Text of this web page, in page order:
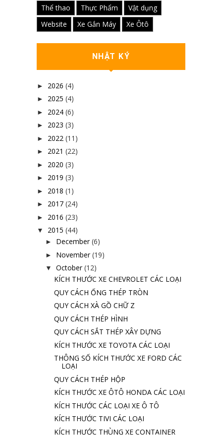
Thể thao
Thực Phẩm
Vật dụng
Website
Xe Gắn Máy Xe Ôtô
NHẬT KÝ
► 2026 (4)
► 2025 (4)
► 2024 (6)
► 2023 (3)
► 2022 (11)
► 2021 (22)
► 2020 (3)
► 2019 (3)
► 2018 (1)
► 2017 (24)
► 2016 (23)
▼ 2015 (44)
► December (6)
► November (19)
▼ October (12)
KÍCH THƯỚC XE CHEVROLET CÁC LOẠI
QUY CÁCH ỐNG THÉP TRÒN
QUY CÁCH XÀ GỒ CHỮ Z
QUY CÁCH THÉP HÌNH
QUY CÁCH SẮT THÉP XÂY DỰNG
KÍCH THƯỚC XE TOYOTA CÁC LOẠI
THÔNG SỐ KÍCH THƯỚC XE FORD CÁC
LOẠI
QUY CÁCH THÉP HỘP
KÍCH THƯỚC XE ÔTÔ HONDA CÁC LOẠI
KÍCH THƯỚC CÁC LOẠI XE Ô TÔ
KÍCH THƯỚC TIVI CÁC LOẠI
KÍCH THƯỚC THÙNG XE CONTAINER